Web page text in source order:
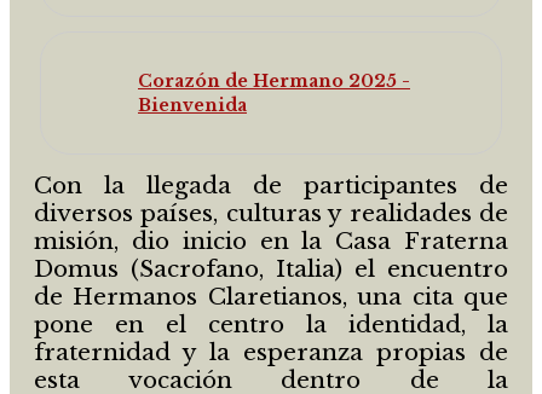
Corazón de Hermano 2025 -
Bienvenida
Con la llegada de participantes de
diversos países, culturas y realidades de
misión, dio inicio en la Casa Fraterna
Domus (Sacrofano, Italia) el encuentro
de Hermanos Claretianos, una cita que
pone en el centro la identidad, la
fraternidad y la esperanza propias de
esta vocación dentro de la